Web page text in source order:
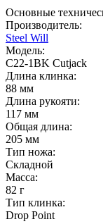
Основные
Производитель:
Steel Will
Модель:
C22-1BK Cutjack
Длина клинка:
88 мм
Длина рукояти:
117 мм
Общая длина:
205 мм
Тип ножа:
Складной
Масса:
82 г
Тип клинка:
Drop Point